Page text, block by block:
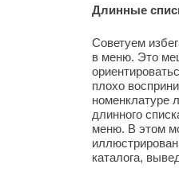
Длинные
Советуем
в меню. Это
плохо
номенклатуре
длинного
меню. В этом
каталога,